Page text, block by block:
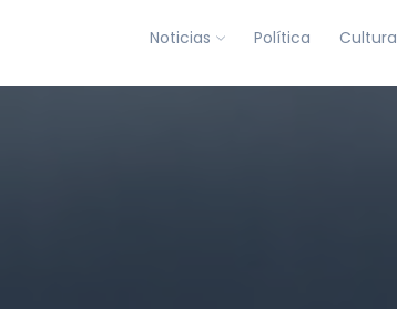
Noticias Política Cultura